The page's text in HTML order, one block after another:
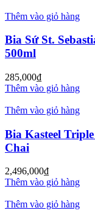
Thêm vào giỏ hàng
Bia Sứ St.
500ml
285,000₫
Thêm vào giỏ hàng
Thêm vào giỏ hàng
Bia Kasteel
Chai
2,496,000₫
Thêm vào giỏ hàng
Thêm vào giỏ hàng